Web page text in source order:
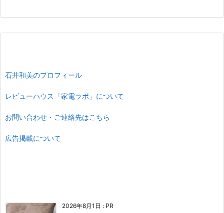
石井和美のプロフィール
レビューハウス「家電ラボ」について
お問い合わせ・ご連絡先はこちら
広告掲載について
2026年8月1日 : PR